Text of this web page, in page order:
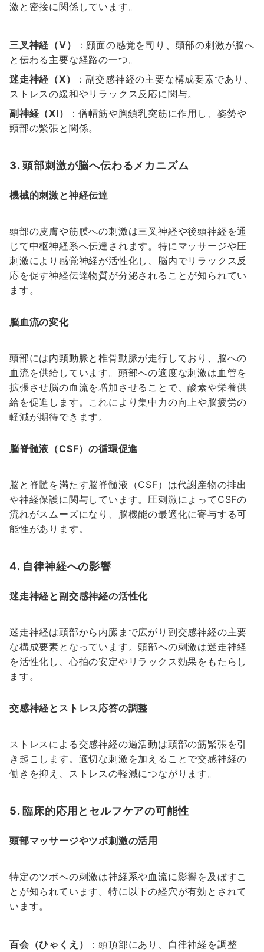
激と密接に関係しています。
三叉神経（V）
：顔面の感覚を司り、頭部の刺激が脳へ
と伝わる主要な経路の一つ。
迷走神経（X）
：副交感神経の主要な構成要素であり、
ストレスの緩和やリラックス反応に関与。
副神経（XI）
：僧帽筋や胸鎖乳突筋に作用し、姿勢や
頸部の緊張と関係。
3. 頭部刺激が脳へ伝わるメカニズム
機械的刺激と神経伝達
頭部の皮膚や筋膜への刺激は三叉神経や後頭神経を通
じて中枢神経系へ伝達されます。特にマッサージや圧
刺激により感覚神経が活性化し、脳内でリラックス反
応を促す神経伝達物質が分泌されることが知られてい
ます。
脳血流の変化
頭部には内頸動脈と椎骨動脈が走行しており、脳への
血流を供給しています。頭部への適度な刺激は血管を
拡張させ脳の血流を増加させることで、酸素や栄養供
給を促進します。これにより集中力の向上や脳疲労の
軽減が期待できます。
脳脊髄液（CSF）の循環促進
脳と脊髄を満たす脳脊髄液（CSF）は代謝産物の排出
や神経保護に関与しています。圧刺激によってCSFの
流れがスムーズになり、脳機能の最適化に寄与する可
能性があります。
4. 自律神経への影響
迷走神経と副交感神経の活性化
迷走神経は頭部から内臓まで広がり副交感神経の主要
な構成要素となっています。頭部への刺激は迷走神経
を活性化し、心拍の安定やリラックス効果をもたらし
ます。
交感神経とストレス応答の調整
ストレスによる交感神経の過活動は頭部の筋緊張を引
き起こします。適切な刺激を加えることで交感神経の
働きを抑え、ストレスの軽減につながります。
5. 臨床的応用とセルフケアの可能性
頭部マッサージやツボ刺激の活用
特定のツボへの刺激は神経系や血流に影響を及ぼすこ
とが知られています。特に以下の経穴が有効とされて
います。
百会（ひゃくえ） ：頭頂部にあり、自律神経を調整